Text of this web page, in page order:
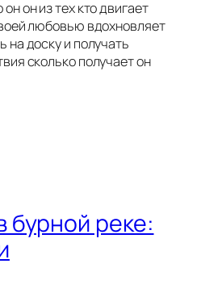
он из тех кто двигает
любовью вдохновляет
на доску и получать
сколько получает он
бурной реке: